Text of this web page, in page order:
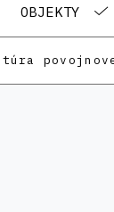
OBJEKTY